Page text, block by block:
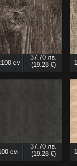
см
37.70 лв.
(19.28 €)
см
37.70 лв.
(19.28 €)